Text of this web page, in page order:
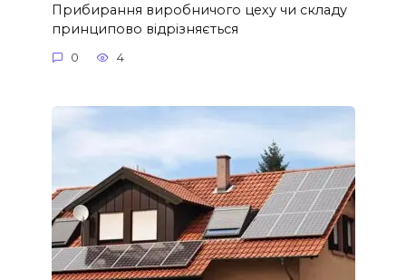
Прибирання виробничого цеху чи складу
принципово відрізняється
0 4